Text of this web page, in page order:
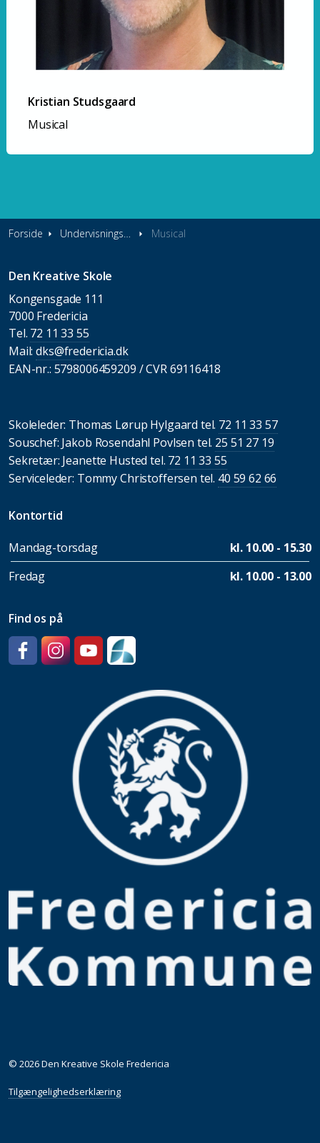
Kristian Studsgaard
Musical
Forside Undervisningstilbud Musical
Den Kreative Skole
Kongensgade 111
7000 Fredericia
Tel. 72 11 33 55
Mail:dks@fredericia.dk
EAN-nr.: 5798006459209 / CVR 69116418
Skoleleder: Thomas Lørup Hylgaard tel. 72 11 33 57
Souschef: Jakob Rosendahl Povlsen tel. 25 51 27 19
Sekretær: Jeanette Husted tel. 72 11 33 55
Serviceleder: Tommy Christoffersen tel. 40 59 62 66
Kontortid
Mandag-torsdag
kl. 10.00 - 15.30
Fredag
kl. 10.00 - 13.00
Find os på
© 2026 Den Kreative Skole Fredericia
Tilgængelighedserklæring